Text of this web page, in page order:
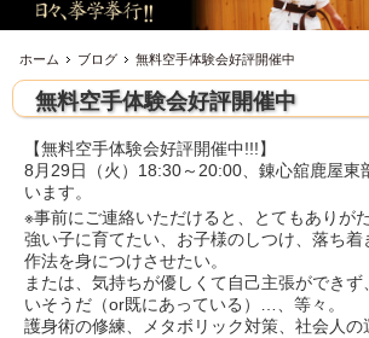
ホーム ブログ 無料空手体験会好評開催中
無料空手体験会好評開催中
【無料空手体験会好評開催中!!!】
8月29日（火）18:30～20:00、錬心舘鹿屋東
います。
※事前にご連絡いただけると、とてもありが
強い子に育てたい、お子様のしつけ、落ち
作法を身につけさせたい。
または、気持ちが優しくて自己主張ができ
いそうだ（or既にあっている）…、等々。
護身術の修練、メタボリック対策、社会人